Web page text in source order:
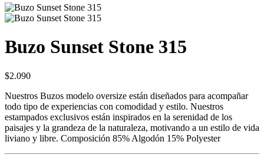
Buzo Sunset Stone 315
$2.090
Nuestros Buzos modelo oversize están diseñados para acompañar
todo tipo de experiencias con comodidad y estilo. Nuestros
estampados exclusivos están inspirados en la serenidad de los
paisajes y la grandeza de la naturaleza, motivando a un estilo de vida
liviano y libre. Composición 85% Algodón 15% Polyester